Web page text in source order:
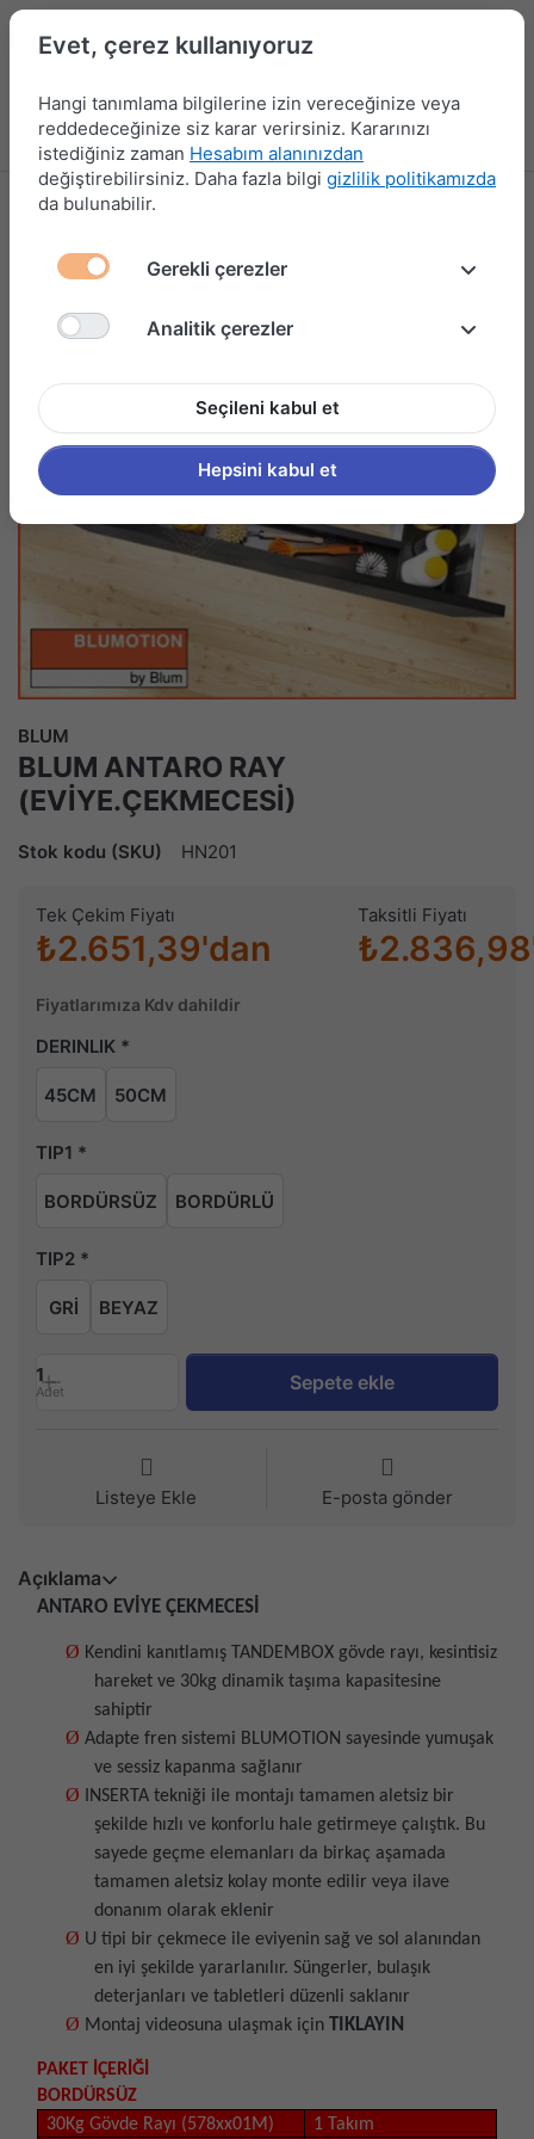
Menü Kampanyalar Yeni Ürünler Giriş yap
BLUM
BLUM ANTARO RAY
(EVİYE.ÇEKMECESİ)
Stok kodu (SKU) HN201
Tek Çekim Fiyatı
₺2.651,39'dan
Taksitli Fiyatı
Fiyatlarımıza Kdv dahildir
DERINLIK
45CM 50CM
TIP1
BORDÜRSÜZ BORDÜRLÜ
TIP2
GRİ BEYAZ
1
Adet Sepete ekle
Listeye Ekle E-posta gönder
Açıklama
ANTARO EVİYE ÇEKMECESİ
Ø Kendini kanıtlamış TANDEMBOX gövde rayı, kesintisiz
hareket ve 30kg dinamik taşıma kapasitesine
sahiptir
Ø Adapte fren sistemi BLUMOTION sayesinde yumuşak
ve sessiz kapanma sağlanır
Ø
INSERTA tekniği ile montajı tamamen aletsiz bir
şekilde hızlı ve konforlu hale getirmeye çalıştık. Bu
sayede geçme elemanları da birkaç aşamada
tamamen aletsiz kolay monte edilir veya ilave
donanım olarak eklenir
Ø U tipi bir çekmece ile eviyenin sağ ve sol alanından
en iyi şekilde yararlanılır. Süngerler, bulaşık
deterjanları ve tabletleri düzenli saklanır
Ø Montaj videosuna ulaşmak için TIKLAYIN
PAKET İÇERİĞİ
BORDÜRSÜZ
30Kg Gövde Rayı (578xx01M)
1 Takım
Evet, çerez kullanıyoruz
Hangi tanımlama bilgilerine izin vereceğinize veya
reddedeceğinize siz karar verirsiniz. Kararınızı
istediğiniz zaman Hesabım alanınızdan
değiştirebilirsiniz. Daha fazla bilgi gizlilik politikamızda
da bulunabilir.
Gerekli çerezler
Analitik çerezler
Seçileni kabul et
Hepsini kabul et